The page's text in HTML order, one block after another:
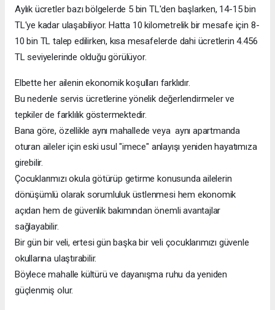
Aylık ücretler bazı bölgelerde 5 bin TL'den başlarken, 14-15 bin
TL'ye kadar ulaşabiliyor. Hatta 10 kilometrelik bir mesafe için 8-
10 bin TL talep edilirken, kısa mesafelerde dahi ücretlerin 4.456
TL seviyelerinde olduğu görülüyor.
Elbette her ailenin ekonomik koşulları farklıdır.
Bu nedenle servis ücretlerine yönelik değerlendirmeler ve
tepkiler de farklılık göstermektedir.
Bana göre, özellikle aynı mahallede veya aynı apartmanda
oturan aileler için eski usul "imece" anlayışı yeniden hayatımıza
girebilir.
Çocuklarımızı okula götürüp getirme konusunda ailelerin
dönüşümlü olarak sorumluluk üstlenmesi hem ekonomik
açıdan hem de güvenlik bakımından önemli avantajlar
sağlayabilir.
Bir gün bir veli, ertesi gün başka bir veli çocuklarımızı güvenle
okullarına ulaştırabilir.
Böylece mahalle kültürü ve dayanışma ruhu da yeniden
güçlenmiş olur.